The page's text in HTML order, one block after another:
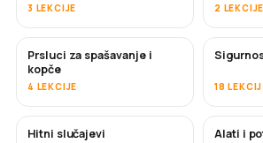
3 LEKCIJE 2 LEKCIJE
Prsluci za spašavanje i
kopče
4 LEKCIJE 18
Hitni slučajevi Alati i